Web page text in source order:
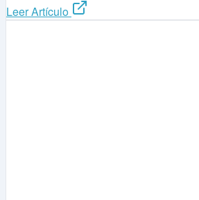
Leer Artículo